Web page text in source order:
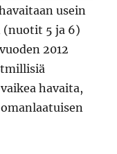
usein
(nuotit 5 ja 6)
2012
havaita,